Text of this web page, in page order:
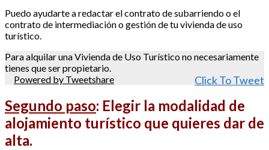
Puedo ayudarte a redactar el contrato de subarriendo o el
contrato de intermediación o gestión de tu vivienda de uso
turístico.
Para alquilar una Vivienda de Uso Turístico no necesariamente
tienes que ser propietario.
Powered by Tweetshare
Click To Tweet
Segundo paso: Elegir la modalidad de
alojamiento turístico que quieres dar de
alta.